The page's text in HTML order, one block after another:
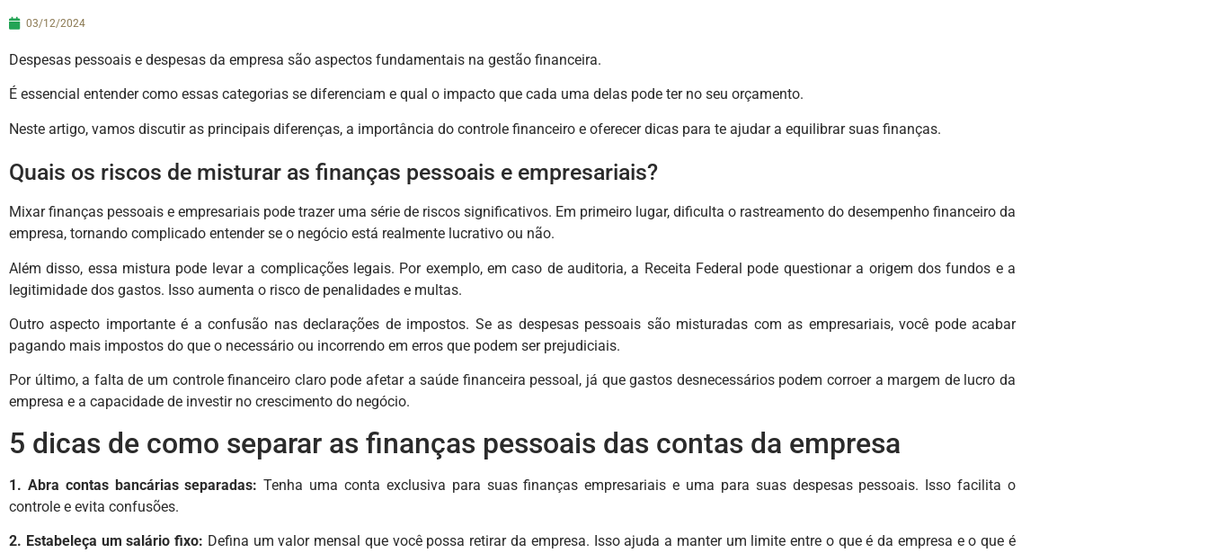
03/12/2024
Despesas pessoais e despesas da empresa são aspectos fundamentais na gestão financeira.
É essencial entender como essas categorias se diferenciam e qual o impacto que cada uma delas pode ter no seu orçamento.
Neste artigo, vamos discutir as principais diferenças, a importância do controle financeiro e oferecer dicas para te ajudar a equilibrar suas finanças.
Quais os riscos de misturar as finanças pessoais e empresariais?
Mixar finanças pessoais e empresariais pode trazer uma série de riscos significativos. Em primeiro lugar, dificulta o rastreamento do desempenho financeiro da
empresa, tornando complicado entender se o negócio está realmente lucrativo ou não.
Além disso, essa mistura pode levar a complicações legais. Por exemplo, em caso de auditoria, a Receita Federal pode questionar a origem dos fundos e a
legitimidade dos gastos. Isso aumenta o risco de penalidades e multas.
Outro aspecto importante é a confusão nas declarações de impostos. Se as despesas pessoais são misturadas com as empresariais, você pode acabar
pagando mais impostos do que o necessário ou incorrendo em erros que podem ser prejudiciais.
Por último, a falta de um controle financeiro claro pode afetar a saúde financeira pessoal, já que gastos desnecessários podem corroer a margem de lucro da
empresa e a capacidade de investir no crescimento do negócio.
5 dicas de como separar as finanças pessoais das contas da empresa
1. Abra contas bancárias separadas: Tenha uma conta exclusiva para suas finanças empresariais e uma para suas despesas pessoais. Isso facilita o
controle e evita confusões.
2. Estabeleça um salário fixo: Defina um valor mensal que você possa retirar da empresa. Isso ajuda a manter um limite entre o que é da empresa e o que é